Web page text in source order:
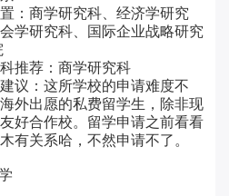
： 商学研究科、经济学研究
学研究科、国际企业战略研究
推荐： 商学研究科
议： 这所学校的申请难度不
外出愿的私费留学生，除非现
好合作校。留学申请之前看看
有关系哈，不然申请不了。